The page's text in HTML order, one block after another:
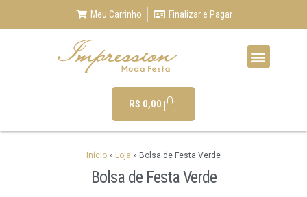
Meu Carrinho Finalizar e Pagar
R$ 0,00
Início » Loja » Bolsa de Festa Verde
Bolsa de Festa Verde